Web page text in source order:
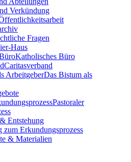
Verkündung
Fragen
Haus
Katholisches Büro
Caritasverband
Das Bistum als
Pastoraler
Entstehung
zum Erkundungsprozess
& Materialien